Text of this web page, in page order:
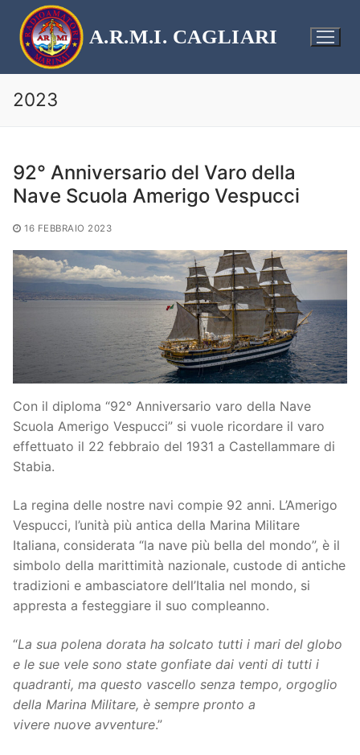
contenuto
A.R.M.I. CAGLIARI
2023
92° Anniversario del Varo della
Nave Scuola Amerigo Vespucci
16 FEBBRAIO 2023
Con il diploma “92° Anniversario varo della Nave
Scuola Amerigo Vespucci” si vuole ricordare il varo
effettuato il 22 febbraio del 1931 a Castellammare di
Stabia.
La regina delle nostre navi compie 92 anni. L’Amerigo
Vespucci, l’unità più antica della Marina Militare
Italiana, considerata “la nave più bella del mondo”, è il
simbolo della marittimità nazionale, custode di antiche
tradizioni e ambasciatore dell’Italia nel mondo, si
appresta a festeggiare il suo compleanno.
“La sua polena dorata ha solcato tutti i mari del globo
e le sue vele sono state gonfiate dai venti di tutti i
quadranti, ma questo vascello senza tempo, orgoglio
della Marina Militare, è sempre pronto a
vivere nuove avventure.”